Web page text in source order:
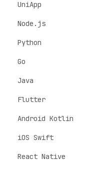
UniApp
Node.js
Python
Go
Java
Flutter
Android Kotlin
iOS Swift
React Native